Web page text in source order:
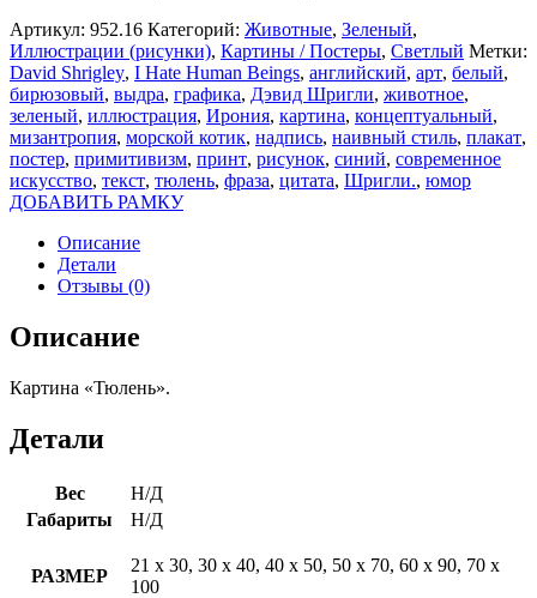
Артикул: 952.16 Категорий: Животные, Зеленый,
Иллюстрации (рисунки), Картины / Постеры, Светлый Метки:
David Shrigley, I Hate Human Beings, английский, арт, белый,
бирюзовый, выдра, графика, Дэвид Шригли, животное,
зеленый, иллюстрация, Ирония, картина, концептуальный,
мизантропия, морской котик, надпись, наивный стиль, плакат,
постер, примитивизм, принт, рисунок, синий, современное
искусство, текст, тюлень, фраза, цитата, Шригли., юмор
ДОБАВИТЬ РАМКУ
Описание
Детали
Отзывы (0)
Описание
Картина «Тюлень».
Детали
Вес
Н/Д
Габариты
Н/Д
РАЗМЕР
21 х 30, 30 х 40, 40 х 50, 50 х 70, 60 х 90, 70 х
100